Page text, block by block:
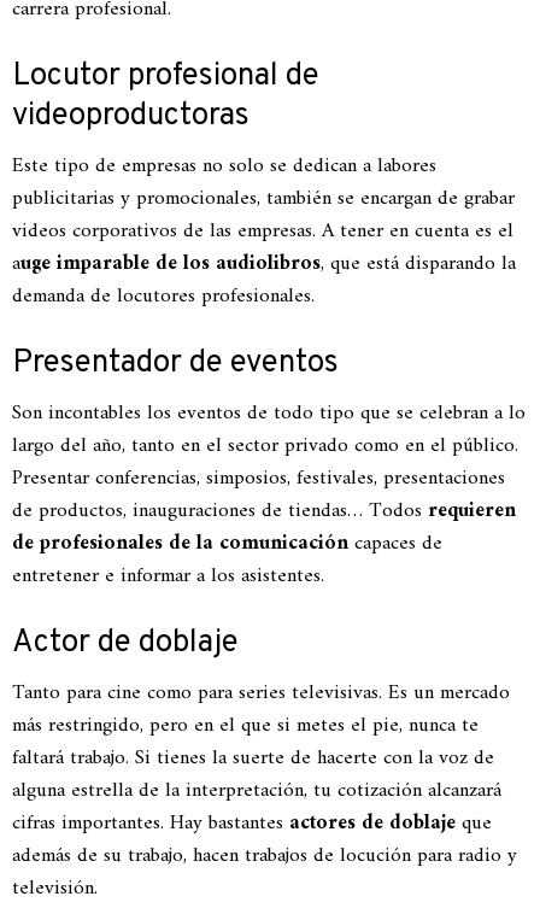
carrera profesional.
Locutor profesional de
videoproductoras
Este tipo de empresas no solo se dedican a labores
publicitarias y promocionales, también se encargan de grabar
videos corporativos de las empresas. A tener en cuenta es el
auge imparable de los audiolibros, que está disparando la
demanda de locutores profesionales.
Presentador de eventos
Son incontables los eventos de todo tipo que se celebran a lo
largo del año, tanto en el sector privado como en el público.
Presentar conferencias, simposios, festivales, presentaciones
de productos, inauguraciones de tiendas… Todos requieren
de profesionales de la comunicacióncapaces de
entretener e informar a los asistentes.
Actor de doblaje
Tanto para cine como para series televisivas. Es un mercado
más restringido, pero en el que si metes el pie, nunca te
faltará trabajo. Si tienes la suerte de hacerte con la voz de
alguna estrella de la interpretación, tu cotización alcanzará
cifras importantes. Hay bastantes actores de doblajeque
además de su trabajo, hacen trabajos de locución para radio y
televisión.